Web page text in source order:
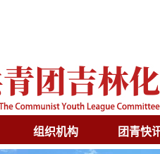
组织机构 团青快